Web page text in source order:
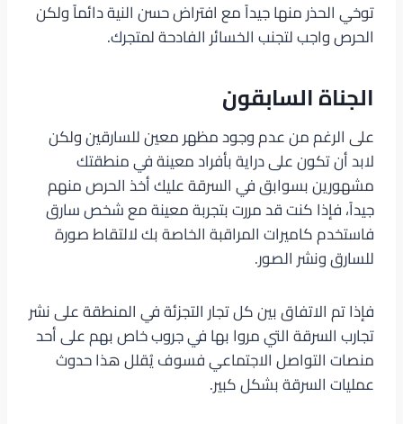
توخي الحذر منها جيداً مع افتراض حسن النية دائماً ولكن
الحرص واجب لتجنب الخسائر الفادحة لمتجرك.
الجناة السابقون
على الرغم من عدم وجود مظهر معين للسارقين ولكن
لابد أن تكون على دراية بأفراد معينة في منطقتك
مشهورين بسوابق في السرقة عليك أخذ الحرص منهم
جيداً، فإذا كنت قد مررت بتجربة معينة مع شخص سارق
فاستخدم كاميرات المراقبة الخاصة بك لالتقاط صورة
للسارق ونشر الصور.
فإذا تم الاتفاق بين كل تجار التجزئة في المنطقة على نشر
تجارب السرقة التي مروا بها في جروب خاص بهم على أحد
منصات التواصل الاجتماعي فسوف يُقلل هذا حدوث
عمليات السرقة بشكل كبير.